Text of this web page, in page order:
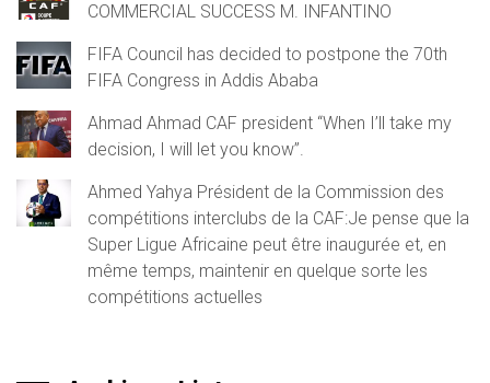
COMMERCIAL SUCCESS M. INFANTINO
FIFA Council has decided to postpone the 70th
FIFA Congress in Addis Ababa
Ahmad Ahmad CAF president “When I’ll take my
decision, I will let you know”.
Ahmed Yahya Président de la Commission des
compétitions interclubs de la CAF:Je pense que la
Super Ligue Africaine peut être inaugurée et, en
même temps, maintenir en quelque sorte les
compétitions actuelles